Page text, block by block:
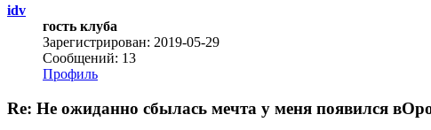
idv
гость клуба
Зарегистрирован: 2019-05-29
Сообщений: 13
Профиль
Re: Не ожиданно сбылась мечта у меня появился